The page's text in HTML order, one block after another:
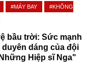
#MÁY BAY
#KHÔNG
bầu trời: Sức mạnh
dáng của đội
Hiệp sĩ Nga"